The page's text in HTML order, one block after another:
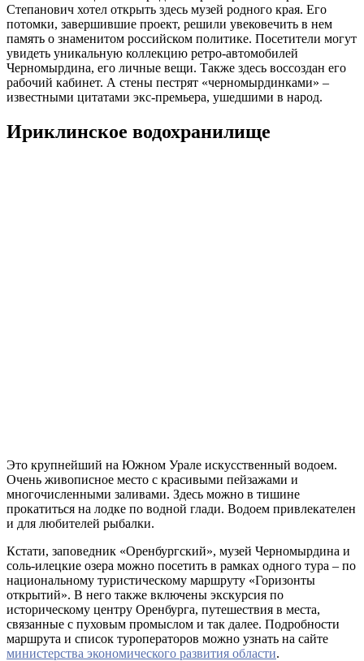
Степанович хотел открыть здесь музей родного края. Его
потомки, завершившие проект, решили увековечить в нем
память о знаменитом российском политике. Посетители могут
увидеть уникальную коллекцию ретро-автомобилей
Черномырдина, его личные вещи. Также здесь воссоздан его
рабочий кабинет. А стены пестрят «черномырдинками» –
известными цитатами экс-премьера, ушедшими в народ.
Ириклинское водохранилище
Это крупнейший на Южном Урале искусственный водоем.
Очень живописное место с красивыми пейзажами и
многочисленными заливами. Здесь можно в тишине
прокатиться на лодке по водной глади. Водоем привлекателен
и для любителей рыбалки.
Кстати, заповедник «Оренбургский», музей Черномырдина и
соль-илецкие озера можно посетить в рамках одного тура – по
национальному туристическому маршруту «Горизонты
открытий». В него также включены экскурсия по
историческому центру Оренбурга, путешествия в места,
связанные с пуховым промыслом и так далее. Подробности
маршрута и список туроператоров можно узнать на сайте
министерства экономического развития области.